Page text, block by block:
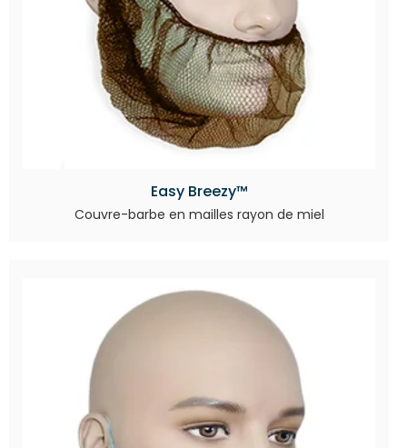
Easy Breezy™
Couvre-barbe en mailles rayon de miel